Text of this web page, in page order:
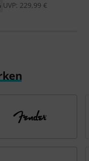
UVP: 229,99 €